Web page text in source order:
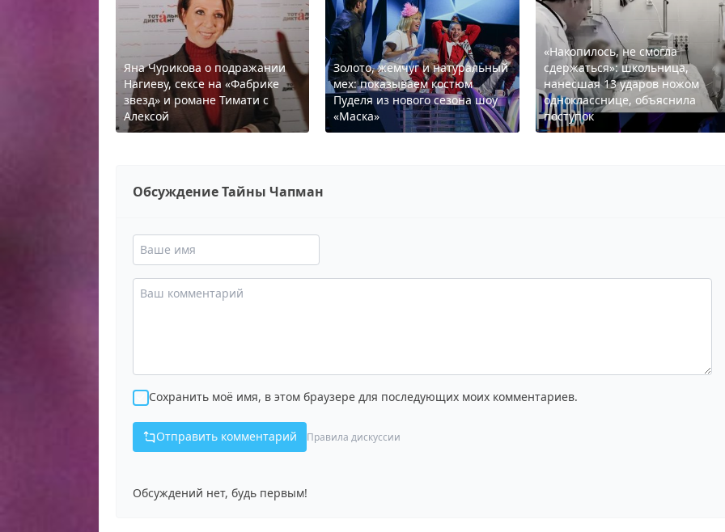
Яна Чурикова о подражании
Нагиеву, сексе на «Фабрике
звезд» и романе Тимати с
Алексой
Золото, жемчуг и натуральный
мех: показываем костюм
Пуделя из нового сезона шоу
«Маска»
«Накопилось, не смогла
сдержаться»: школьница,
нанесшая 13 ударов ножом
однокласснице, объяснила
поступок
Обсуждение Тайны Чапман
Сохранить моё имя, в этом браузере для последующих моих комментариев.
Отправить комментарий Правила дискуссии
Обсуждений нет, будь первым!